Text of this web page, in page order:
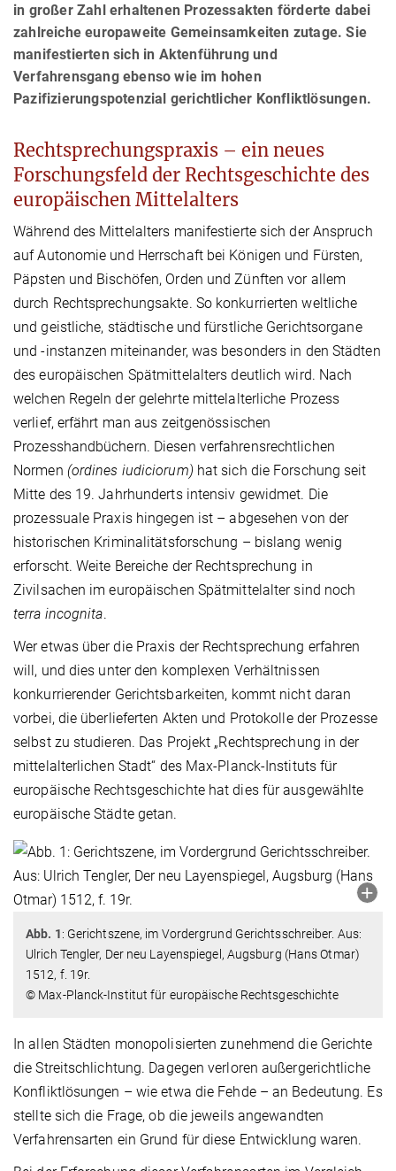
in großer Zahl erhaltenen Prozessakten förderte dabei
zahlreiche europaweite Gemeinsamkeiten zutage. Sie
manifestierten sich in Aktenführung und
Verfahrensgang ebenso wie im hohen
Pazifizierungspotenzial gerichtlicher Konfliktlösungen.
Rechtsprechungspraxis – ein neues
Forschungsfeld der Rechtsgeschichte des
europäischen Mittelalters
Während des Mittelalters manifestierte sich der Anspruch
auf Autonomie und Herrschaft bei Königen und Fürsten,
Päpsten und Bischöfen, Orden und Zünften vor allem
durch Rechtsprechungsakte. So konkurrierten weltliche
und geistliche, städtische und fürstliche Gerichtsorgane
und -instanzen miteinander, was besonders in den Städten
des europäischen Spätmittelalters deutlich wird. Nach
welchen Regeln der gelehrte mittelalterliche Prozess
verlief, erfährt man aus zeitgenössischen
Prozesshandbüchern. Diesen verfahrensrechtlichen
Normen (ordines iudiciorum) hat sich die Forschung seit
Mitte des 19. Jahrhunderts intensiv gewidmet. Die
prozessuale Praxis hingegen ist – abgesehen von der
historischen Kriminalitätsforschung – bislang wenig
erforscht. Weite Bereiche der Rechtsprechung in
Zivilsachen im europäischen Spätmittelalter sind noch
terra incognita.
Wer etwas über die Praxis der Rechtsprechung erfahren
will, und dies unter den komplexen Verhältnissen
konkurrierender Gerichtsbarkeiten, kommt nicht daran
vorbei, die überlieferten Akten und Protokolle der Prozesse
selbst zu studieren. Das Projekt „Rechtsprechung in der
mittelalterlichen Stadt“ des Max-Planck-Instituts für
europäische Rechtsgeschichte hat dies für ausgewählte
europäische Städte getan.
Abb. 1: Gerichtszene, im Vordergrund Gerichtsschreiber. Aus:
Ulrich Tengler, Der neu Layenspiegel, Augsburg (Hans Otmar)
1512, f. 19r.
© Max-Planck-Institut für europäische Rechtsgeschichte
In allen Städten monopolisierten zunehmend die Gerichte
die Streitschlichtung. Dagegen verloren außergerichtliche
Konfliktlösungen – wie etwa die Fehde – an Bedeutung. Es
stellte sich die Frage, ob die jeweils angewandten
Verfahrensarten ein Grund für diese Entwicklung waren.